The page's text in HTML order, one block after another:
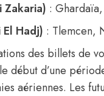
Zakaria) :
Hadj) : Tlemcen,
des billets de
début d’une
aériennes. Les